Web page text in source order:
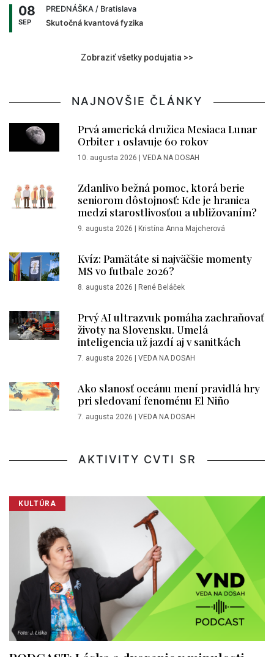
08
SEP
PREDNÁŠKA / Bratislava
Skutočná kvantová fyzika
Zobraziť všetky podujatia >>
NAJNOVŠIE ČLÁNKY
Prvá americká družica Mesiaca Lunar
Orbiter 1 oslavuje 60 rokov
10. augusta 2026 VEDA NA DOSAH
Zdanlivo bežná pomoc, ktorá berie
seniorom dôstojnosť: Kde je hranica
medzi starostlivosťou a ubližovaním?
9. augusta 2026 Kristína Anna Majcherová
Kvíz: Pamätáte si najväčšie momenty
MS vo futbale 2026?
8. augusta 2026 René Beláček
Prvý AI ultrazvuk pomáha zachraňovať
životy na Slovensku. Umelá
inteligencia už jazdí aj v sanitkách
7. augusta 2026 VEDA NA DOSAH
Ako slanosť oceánu mení pravidlá hry
pri sledovaní fenoménu El Niño
7. augusta 2026 VEDA NA DOSAH
AKTIVITY CVTI SR
KULTÚRA